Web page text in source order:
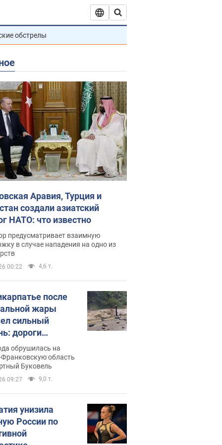
обстрелы
Аравия, Турция и
создали азиатский
НАТО: что известно
предусматривает взаимную
в случае нападения на одно из
00:22 4,6 т.
после
жары
сильный
дороги
в реки.
обрушилась на
область
Буковель
09:27 9,0 т.
унизила
России по